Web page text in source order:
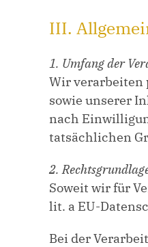
III.
1. Umfang der
Wir verarbeiten
sowie unserer
nach
tatsächlichen
2.
Soweit wir für
lit. a EU-
Bei der